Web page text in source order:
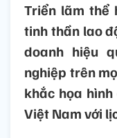
Triển lãm thể
tinh thần lao
doanh hiệu
nghiệp trên
khắc họa
Việt Nam với